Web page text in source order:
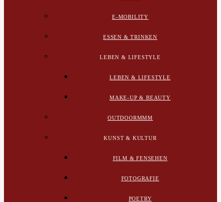
E-MOBILITY
ESSEN & TRINKEN
LEBEN & LIFESTYLE
LEBEN & LIFESTYLE
MAKE-UP & BEAUTY
OUTDOORMMM
KUNST & KULTUR
FILM & FENSEHEN
FOTOGRAFIE
POETRY